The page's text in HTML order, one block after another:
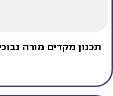
תכנון מקדים מורה